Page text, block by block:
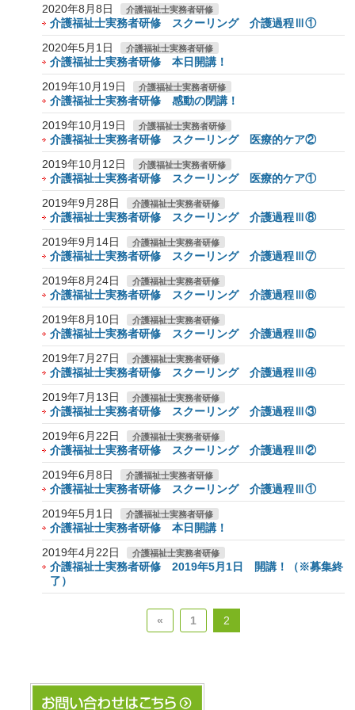
2020年8月8日 介護福祉士実務者研修
介護福祉士実務者研修 スクーリング 介護過程Ⅲ①
2020年5月1日
介護福祉士実務者研修
介護福祉士実務者研修 本日開講！
2019年10月19日
介護福祉士実務者研修
介護福祉士実務者研修 感動の閉講！
2019年10月19日
介護福祉士実務者研修
介護福祉士実務者研修 スクーリング 医療的ケア②
2019年10月12日
介護福祉士実務者研修
介護福祉士実務者研修 スクーリング 医療的ケア①
2019年9月28日
介護福祉士実務者研修
介護福祉士実務者研修 スクーリング 介護過程Ⅲ⑧
2019年9月14日
介護福祉士実務者研修
介護福祉士実務者研修 スクーリング 介護過程Ⅲ⑦
2019年8月24日
介護福祉士実務者研修
介護福祉士実務者研修 スクーリング 介護過程Ⅲ⑥
2019年8月10日
介護福祉士実務者研修
介護福祉士実務者研修 スクーリング 介護過程Ⅲ⑤
2019年7月27日
介護福祉士実務者研修
介護福祉士実務者研修 スクーリング 介護過程Ⅲ④
2019年7月13日
介護福祉士実務者研修
介護福祉士実務者研修 スクーリング 介護過程Ⅲ③
2019年6月22日
介護福祉士実務者研修
介護福祉士実務者研修 スクーリング 介護過程Ⅲ②
2019年6月8日
介護福祉士実務者研修
介護福祉士実務者研修 スクーリング 介護過程Ⅲ①
2019年5月1日
介護福祉士実務者研修
介護福祉士実務者研修 本日開講！
2019年4月22日
介護福祉士実務者研修
介護福祉士実務者研修 2019年5月1日 開講！（※募集終
了）
« 1 2